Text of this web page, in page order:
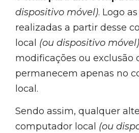
dispositivo móvel). Logo
realizadas a partir desse
local (ou dispositivo
modificações ou exclusão
permanecem apenas no
local.
Sendo assim, qualquer
computador local (ou